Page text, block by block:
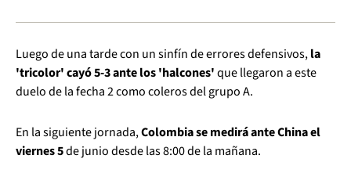
Luego de una tarde con un sinfín de errores defensivos,la
'tricolor' cayó 5-3 ante los 'halcones'que llegaron a este
duelo de la fecha 2 como coleros del grupo A.
En la siguiente jornada,Colombia se medirá ante China el
viernes 5de junio desde las 8:00 de la mañana.